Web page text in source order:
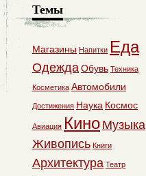
Темы
Магазины Напитки Еда
ОдеждаОбувь Техника
Косметика Автомобили
Достижения Наука Космос
Авиация Кино Музыка
Живопись Книги
Архитектура Театр